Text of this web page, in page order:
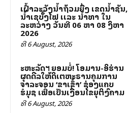
ເຝົ້າລະວັງນໍ້າຖ້ວມຍື່ງ ເຂດນໍ້າຊັນ,
ນໍ້າເຊບັັ້ງໄຟ ເເລະ ນໍ້າທາ ໃນ
ລະຫວ່າງ ວັນທີ 06 ຫາ 08 ສິງຫາ
2026
ທີ 6 August, 2026
ສະຫະລັດฯ ຍອມບໍ່! ໂອມານ-ອິຮ່ານ
ຜຸດດີລໃຫ້ສິດເຕຫະຣານຄຸມການ
ຈາລະຈອນ ‘ຂາເຂົ້າ’ ຊ່ອງແຄບ
ຮໍມຸຊ ເພື່ອເປັນເງື່ອນໄຂຍຸຕິສົງຄາມ
ທີ 6 August, 2026